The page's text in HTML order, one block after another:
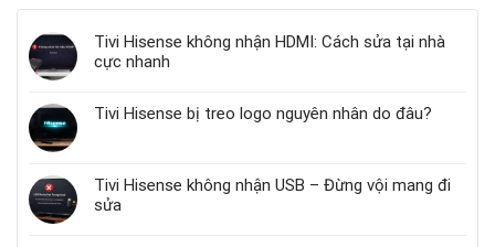
Tivi Hisense không nhận HDMI: Cách sửa tại nhà
cực nhanh
Tivi Hisense bị treo logo nguyên nhân do đâu?
Tivi Hisense không nhận USB – Đừng vội mang đi
sửa